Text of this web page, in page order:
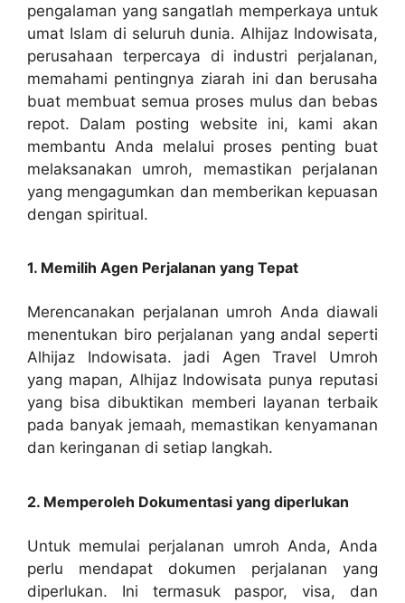
pengalaman yang sangatlah memperkaya untuk
umat Islam di seluruh dunia. Alhijaz Indowisata,
perusahaan terpercaya di industri perjalanan,
memahami pentingnya ziarah ini dan berusaha
buat membuat semua proses mulus dan bebas
repot. Dalam posting website ini, kami akan
membantu Anda melalui proses penting buat
melaksanakan umroh, memastikan perjalanan
yang mengagumkan dan memberikan kepuasan
dengan spiritual.
1. Memilih Agen Perjalanan yang Tepat
Merencanakan perjalanan umroh Anda diawali
menentukan biro perjalanan yang andal seperti
Alhijaz Indowisata. jadi Agen Travel Umroh
yang mapan, Alhijaz Indowisata punya reputasi
yang bisa dibuktikan memberi layanan terbaik
pada banyak jemaah, memastikan kenyamanan
dan keringanan di setiap langkah.
2. Memperoleh Dokumentasi yang diperlukan
Untuk memulai perjalanan umroh Anda, Anda
perlu mendapat dokumen perjalanan yang
diperlukan. Ini termasuk paspor, visa, dan